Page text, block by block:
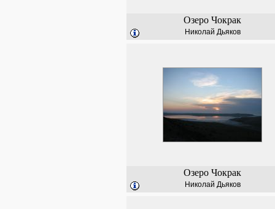
Озеро Чокрак
Николай Дьяков
Озеро Чокрак
Николай Дьяков